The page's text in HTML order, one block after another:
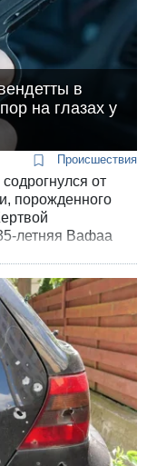
в
на глазах у
Происшествия
от
порожденного
летняя Вафаа